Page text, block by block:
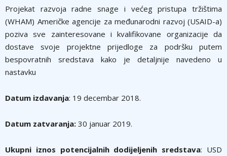
Projekat razvoja radne snage i većeg pristupa tržištima
(WHAM) Američke agencije za međunarodni razvoj (USAID-a)
poziva sve zainteresovane i kvalifikovane organizacije da
dostave svoje projektne prijedloge za podršku putem
bespovratnih sredstava kako je detaljnije navedeno u
nastavku
Datum izdavanja: 19 decembar 2018.
Datum zatvaranja: 30 januar 2019.
Ukupni iznos potencijalnih dodijeljenih sredstava: USD